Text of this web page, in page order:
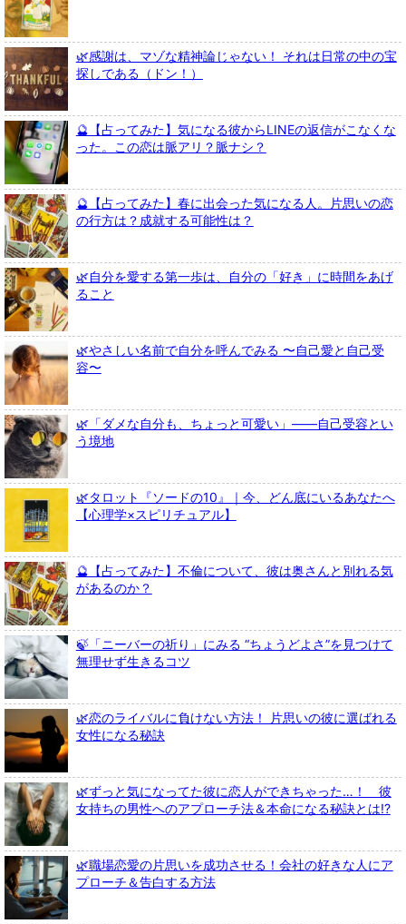
🌿感謝は、マゾな精神論じゃない！ それは日常の中の宝
探しである（ドン！）
🔮【占ってみた】気になる彼からLINEの返信がこなくな
った。この恋は脈アリ？脈ナシ？
🔮【占ってみた】春に出会った気になる人。片思いの恋
の行方は？成就する可能性は？
🌿自分を愛する第一歩は、自分の「好き」に時間をあげ
ること
🌿やさしい名前で自分を呼んでみる 〜自己愛と自己受
容〜
🌿「ダメな自分も、ちょっと可愛い」――自己受容とい
う境地
🌿タロット『ソードの10』｜今、どん底にいるあなたへ
【心理学×スピリチュアル】
🔮【占ってみた】不倫について、彼は奥さんと別れる気
があるのか？
🍃「ニーバーの祈り」にみる “ちょうどよさ”を見つけて
無理せず生きるコツ
🌿恋のライバルに負けない方法！ 片思いの彼に選ばれる
女性になる秘訣
🌿ずっと気になってた彼に恋人ができちゃった…！ 彼
女持ちの男性へのアプローチ法＆本命になる秘訣とは!?
🌿職場恋愛の片思いを成功させる！会社の好きな人にア
プローチ＆告白する方法